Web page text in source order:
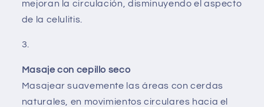
mejoran la circulación, disminuyendo el aspecto
de la celulitis.
Masaje con cepillo seco
Masajear suavemente las áreas con cerdas
naturales, en movimientos circulares hacia el